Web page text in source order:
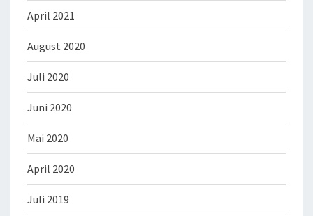
April 2021
August 2020
Juli 2020
Juni 2020
Mai 2020
April 2020
Juli 2019